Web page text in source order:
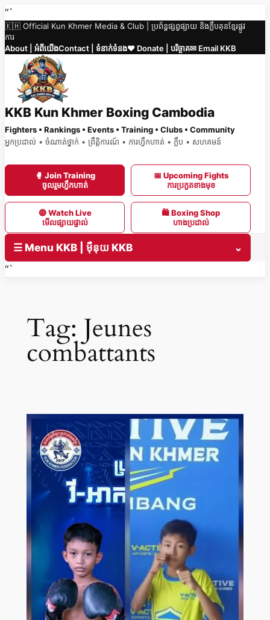
Skip
to
content
“`
🇰🇭 Official Kun Khmer Media & Club | ប្រព័ន្ធផ្សព្វផ្សាយ និងក្លឹបគុនខ្មែរផ្លូវ
ការ
About | អំពីយើងContact | ទំនាក់ទំនង❤️ Donate | បរិច្ចាគ✉ Email KKB
KKB Kun Khmer Boxing Cambodia
Fighters • Rankings • Events • Training • Clubs • Community
អ្នកប្រដាល់ • ចំណាត់ថ្នាក់ • ព្រឹត្តិការណ៍ • ការហ្វឹកហាត់ • ក្លឹប • សហគមន៍
🥊 Join Training
ចូលរួមហ្វឹកហាត់
📅 Upcoming Fights
ការប្រកួតខាងមុខ
🔴 Watch Live
មើលផ្សាយផ្ទាល់
🛍 Boxing Shop
ហាងប្រដាល់
☰ Menu KKB | ម៉ឺនុយ KKB
⌄
“`
Tag: Jeunes
combattants